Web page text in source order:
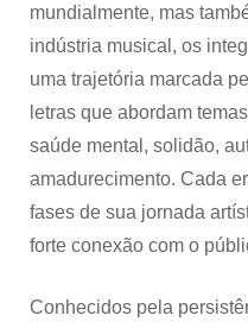
mundialmente, mas
indústria musical, os
uma trajetória marcada
letras que abordam
saúde mental, solidão,
amadurecimento. Cada
fases de sua jornada
forte conexão com o
Conhecidos pela